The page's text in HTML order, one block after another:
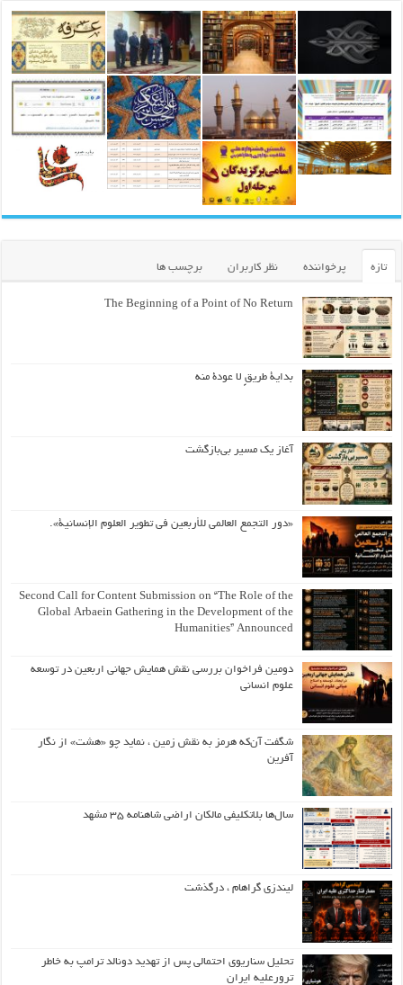
تازه پرخواننده نظر کاربران برچسب ها
The Beginning of a Point of No Return
بداية طريقٍ لا عودة منه
آغاز یک مسیر بی‌بازگشت
«دور التجمع العالمي للأربعين في تطوير العلوم الإنسانية».
Second Call for Content Submission on “The Role of the
Global Arbaein Gathering in the Development of the
Humanities” Announced
دومین فراخوان بررسی نقش همایش جهانی اربعین در توسعه
علوم انسانی
شگفت آن‌که هرمز به نقش زمین ، نماید چو «هشت» از نگار
آفرین
سال‌ها بلاتکلیفی مالکان اراضی شاهنامه ۳۵ مشهد
لیندزی گراهام ، درگذشت
تحلیل سناریوی احتمالی پس از تهدید دونالد ترامپ به خاطر
ترورعلیه ایران